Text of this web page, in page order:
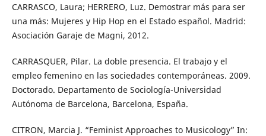
CARRASCO, Laura; HERRERO, Luz. Demostrar más para ser
una más: Mujeres y Hip Hop en el Estado español. Madrid:
Asociación Garaje de Magni, 2012.
CARRASQUER, Pilar. La doble presencia. El trabajo y el
empleo femenino en las sociedades contemporáneas. 2009.
Doctorado. Departamento de Sociología-Universidad
Autónoma de Barcelona, Barcelona, España.
CITRON, Marcia J. “Feminist Approaches to Musicology” In: